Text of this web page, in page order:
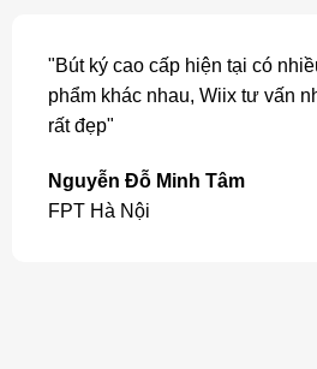
"Bút ký cao cấp hiện tại có
phẩm khác nhau, Wiix tư vấn
rất đẹp"
Nguyễn Đỗ Minh Tâm
FPT Hà Nội